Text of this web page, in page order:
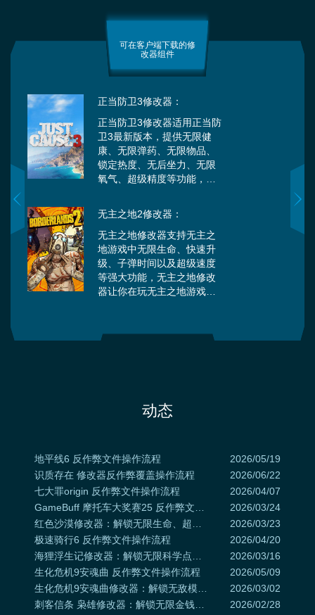
可在客户端下载的修
改器组件
正当防卫3修改器：
正当防卫3修改器适用正当防
卫3最新版本，提供无限健
康、无限弹药、无限物品、
锁定热度、无后坐力、无限
氧气、超级精度等功能，让
觉。 正当防卫3是一款由
Avalanche Studios开发，
Square Enix发行的一款第三
人称射击类游戏，该游戏是
《正当防卫》系列游戏的第
三部作品，于2015年12月1
日发行。游戏中玩家控制的
岛。这座岛屿被将军所独裁
无主之地2修改器：
无主之地修改器支持无主之
地游戏中无限生命、快速升
级、子弹时间以及超级速度
等强大功能，无主之地修改
器让你在玩无主之地游戏时
动态
地平线6 反作弊文件操作流程
2026/05/19
识质存在 修改器反作弊覆盖操作流程
2026/06/22
七大罪origin 反作弊文件操作流程
2026/04/07
2026/03/24
2026/03/23
极速骑行6 反作弊文件操作流程
2026/04/20
2026/03/16
生化危机9安魂曲 反作弊文件操作流程
2026/05/09
2026/03/02
2026/02/28